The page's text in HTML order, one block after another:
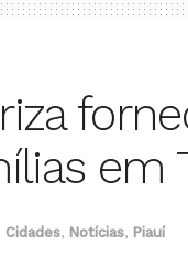
em
Cidades, Notícias, Piauí